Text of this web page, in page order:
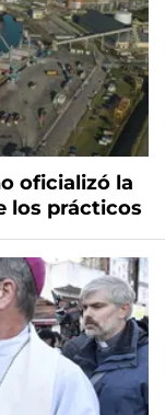
oficializó la
los prácticos